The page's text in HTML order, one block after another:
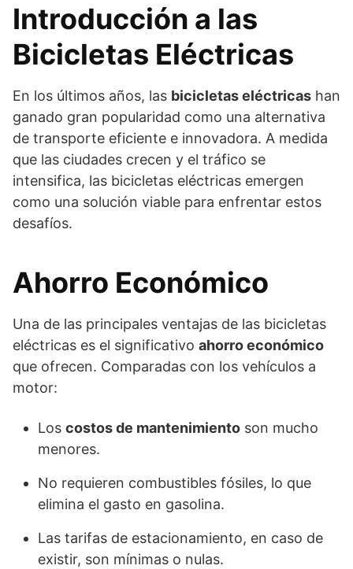
Introducción a las
Bicicletas Eléctricas
En los últimos años, las bicicletas eléctricas han
ganado gran popularidad como una alternativa
de transporte eficiente e innovadora. A medida
que las ciudades crecen y el tráfico se
intensifica, las bicicletas eléctricas emergen
como una solución viable para enfrentar estos
desafíos.
Ahorro Económico
Una de las principales ventajas de las bicicletas
eléctricas es el significativo ahorro económico
que ofrecen. Comparadas con los vehículos a
motor:
Los costos de mantenimiento son mucho
menores.
No requieren combustibles fósiles, lo que
elimina el gasto en gasolina.
Las tarifas de estacionamiento, en caso de
existir, son mínimas o nulas.